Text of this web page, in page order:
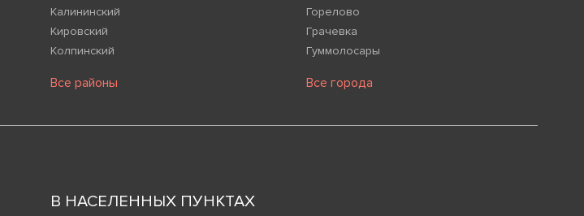
Калининский
Кировский
Колпинский
Все районы
Горелово
Грачевка
Гуммолосары
Все города
В НАСЕЛЕННЫХ ПУНКТАХ